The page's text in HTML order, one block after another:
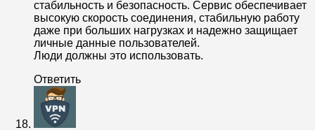
стабильность и безопасность. Сервис обеспечивает
высокую скорость соединения, стабильную работу
даже при больших нагрузках и надежно защищает
личные данные пользователей.
Люди должны это использовать.
Ответить